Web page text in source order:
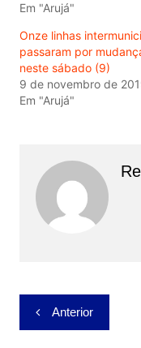
Em "Arujá"
Onze linhas
passaram por
neste sábado (9)
9 de novembro de
Em "Arujá"
Navegação
de
Anterior